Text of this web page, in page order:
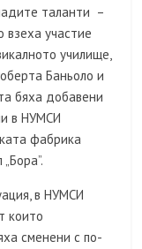
таланти –
взеха участие
училище,
Баньоло и
бяха добавени
в НУМСИ
фабрика
в НУМСИ
които
сменени с по-